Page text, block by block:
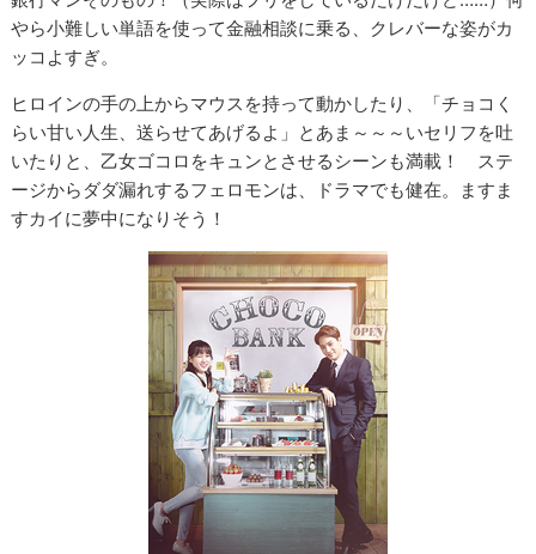
やら小難しい単語を使って金融相談に乗る、クレバーな姿がカ
ッコよすぎ。
ヒロインの手の上からマウスを持って動かしたり、「チョコく
らい甘い人生、送らせてあげるよ」とあま～～～いセリフを吐
いたりと、乙女ゴコロをキュンとさせるシーンも満載！ ステ
ージからダダ漏れするフェロモンは、ドラマでも健在。ますま
すカイに夢中になりそう！